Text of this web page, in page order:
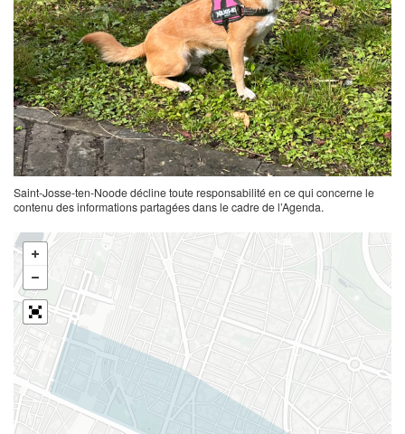
Saint-Josse-ten-Noode décline toute responsabilité en ce qui concerne le
contenu des informations partagées dans le cadre de l’Agenda.